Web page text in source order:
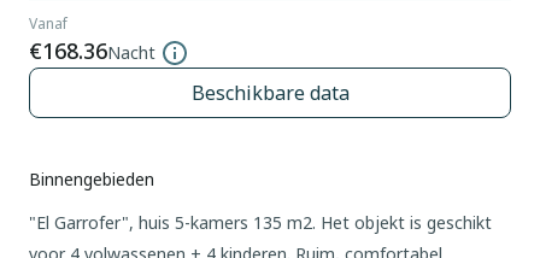
Vanaf
€168.36Nacht
Beschikbare data
Binnengebieden
"El Garrofer", huis 5-kamers 135 m2. Het objekt is geschikt